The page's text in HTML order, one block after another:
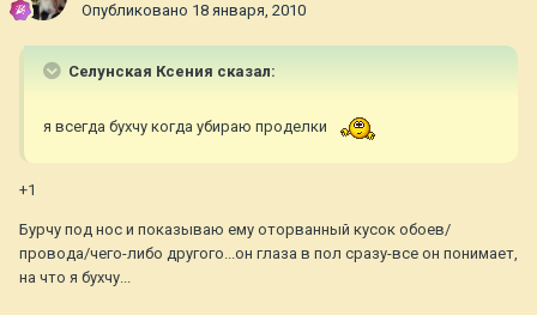
Опубликовано 18 января, 2010
Селунская Ксения сказал:
я всегда бухчу когда убираю проделки
+1
Бурчу под нос и показываю ему оторванный кусок обоев/
провода/чего-либо другого...он глаза в пол сразу-все он понимает,
на что я бухчу...